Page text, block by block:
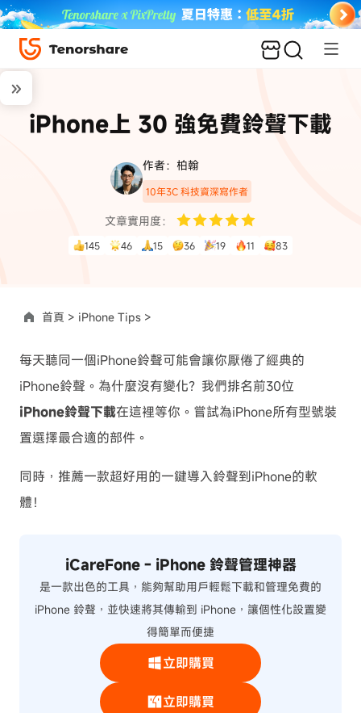
iPhone上 30 強免費鈴聲下載
作者：柏翰
10年3C 科技資深寫作者
文章實用度：
145 46 15 36 19 11 83
首頁 > iPhone Tips >
每天聽同一個iPhone鈴聲可能會讓你厭倦了經典的
iPhone鈴聲。為什麼沒有變化？我們排名前30位
iPhone鈴聲下載在這裡等你。嘗試為iPhone所有型號裝
置選擇最合適的部件。
同時，推薦一款超好用的一鍵導入鈴聲到iPhone的軟
體！
iCareFone - iPhone 鈴聲管理神器
是一款出色的工具，能夠幫助用戶輕鬆下載和管理免費的
iPhone 鈴聲，並快速將其傳輸到 iPhone，讓個性化設置變
得簡單而便捷
立即購買
立即購買